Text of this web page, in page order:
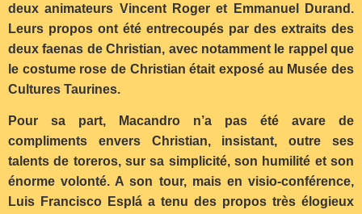
deux animateurs Vincent Roger et Emmanuel Durand.
Leurs propos ont été entrecoupés par des extraits des
deux faenas de Christian, avec notamment le rappel que
le costume rose de Christian était exposé au Musée des
Cultures Taurines.
Pour sa part, Macandro n’a pas été avare de
compliments envers Christian, insistant, outre ses
talents de toreros, sur sa simplicité, son humilité et son
énorme volonté. A son tour, mais en visio-conférence,
Luis Francisco Esplá a tenu des propos très élogieux